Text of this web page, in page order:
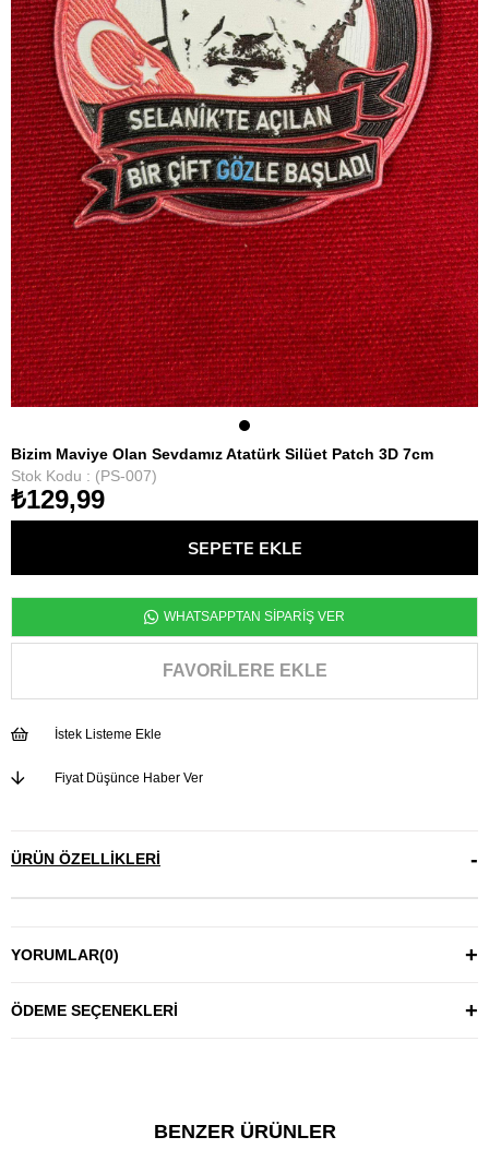
Bizim Maviye Olan Sevdamız Atatürk Silüet Patch 3D 7cm
Stok Kodu
(PS-007)
₺129,99
WHATSAPPTAN SİPARİŞ VER
FAVORILERE EKLE
İstek Listeme Ekle
Fiyat Düşünce Haber Ver
ÜRÜN ÖZELLIKLERI
YORUMLAR(0)
ÖDEME SEÇENEKLERI
BENZER ÜRÜNLER